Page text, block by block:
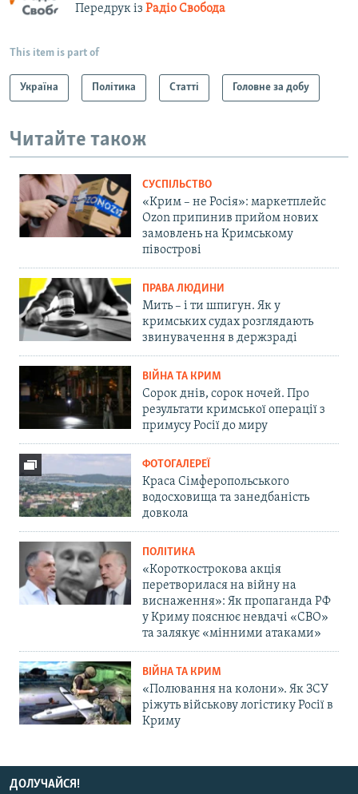
Передрук із Радіо Свобода
This item is part of
Україна Політика Статті Головне за добу
Читайте також
СУСПІЛЬСТВО
«Крим – не Росія»: маркетплейс
Ozon припинив прийом нових
замовлень на Кримському
півострові
ПРАВА ЛЮДИНИ
Мить – і ти шпигун. Як у
кримських судах розглядають
звинувачення в держзраді
ВІЙНА ТА КРИМ
Сорок днів, сорок ночей. Про
результати кримської операції з
примусу Росії до миру
ФОТОГАЛЕРЕЇ
Краса Сімферопольського
водосховища та занедбаність
довкола
ПОЛІТИКА
«Короткострокова акція
перетворилася на війну на
виснаження»: Як пропаганда РФ
у Криму пояснює невдачі «СВО»
та залякує «мінними атаками»
ВІЙНА ТА КРИМ
«Полювання на колони». Як ЗСУ
ріжуть військову логістику Росії в
Криму
ДОЛУЧАЙСЯ!